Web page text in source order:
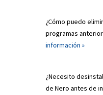
¿Cómo puedo
programas
información »
¿Necesito
de Nero antes de